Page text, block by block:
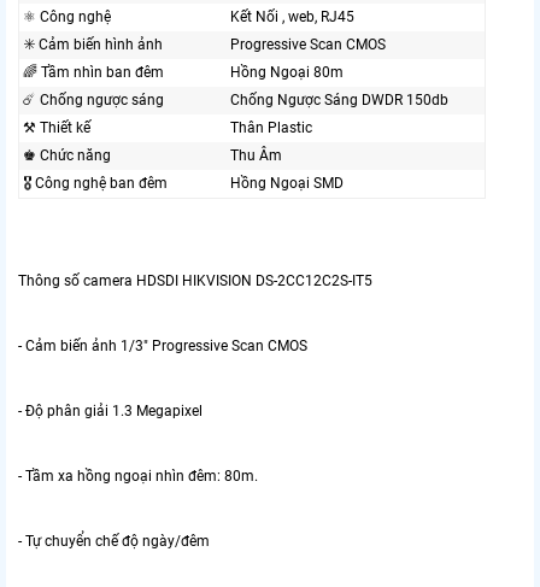
⚛️ Công nghệ
Kết Nối , web, RJ45
✳️ Cảm biến hình ảnh
Progressive Scan CMOS
🌈 Tầm nhìn ban đêm
Hồng Ngoại 80m
☄️ Chống ngược sáng
Chống Ngược Sáng DWDR 150db
⚒ Thiết kế
Thân Plastic
♚ Chức năng
Thu Âm
🎖️ Công nghệ ban đêm
Hồng Ngoại SMD
Thông số camera HDSDI HIKVISION DS-2CC12C2S-IT5
- Cảm biến ảnh 1/3" Progressive Scan CMOS
- Độ phân giải 1.3 Megapixel
- Tầm xa hồng ngoại nhìn đêm: 80m.
- Tự chuyển chế độ ngày/đêm